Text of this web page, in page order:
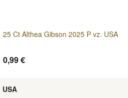
25 Ct Althea Gibson 2025 P vz. USA
0,99 €
USA